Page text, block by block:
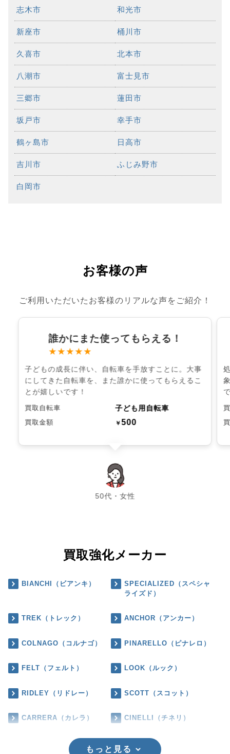
志木市 和光市
新座市 桶川市
久喜市 北本市
八潮市 富士見市
三郷市 蓮田市
坂戸市 幸手市
鶴ヶ島市 日高市
吉川市 ふじみ野市
白岡市
お客様の声
ご利用いただいたお客様のリアルな声をご紹介！
誰かにまた使ってもらえる！
★★★★★
子どもの成長に伴い、自転車を手放すことに。大事
にしてきた自転車を、また誰かに使ってもらえるこ
とが嬉しいです！
買取自転車 子ども用自転車
買取金額 ￥500
50代・女性
chevron_left chevron_right
買取強化メーカー
BIANCHI（ビアンキ）
SPECIALIZED（スペシャ
ライズド）
TREK（トレック） ANCHOR（アンカー）
COLNAGO（コルナゴ） PINARELLO（ピナレロ）
FELT（フェルト） LOOK（ルック）
RIDLEY（リドレー） SCOTT（スコット）
CARRERA（カレラ） CINELLI（チネリ）
もっと見る